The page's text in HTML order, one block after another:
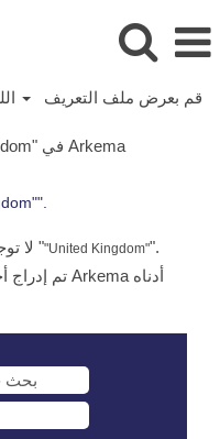
قم بعرض ملف التعريف
"United Kingdom" في Arkema(الصفحة
لا توجد حاليًا أي مناصب شاغرة تطابق ""United Kingdom"".